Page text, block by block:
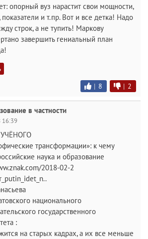
опорный вуз нарастит свои мощности,
и т.пр. Вот и все детка! Надо
строк, а не тупить! Маркову
завершить гениальный план
| 8 | 2
в частности
16:39
трансформации»: к чему
наука и образование
2018-02-2
национального
государственного
:
на старых кадрах, а их все меньше